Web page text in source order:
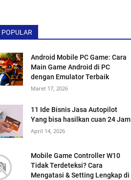
POPULAR
Android Mobile PC Game: Cara
Main Game Android di PC
dengan Emulator Terbaik
Maret 17, 2026
11 Ide Bisnis Jasa Autopilot
Yang bisa hasilkan cuan 24 Jam
April 14, 2026
Mobile Game Controller W10
Tidak Terdeteksi? Cara
Mengatasi & Setting Lengkap di